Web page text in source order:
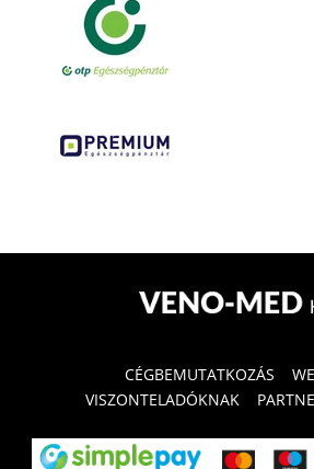
CÉGBEMUTATKOZÁS
VISZONTELADÓKNAK